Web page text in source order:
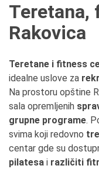
Teretana,
Rakovica
Teretane i fitness
idealne uslove za
Na prostoru opštine
sala opremljenih
grupne programe.
svima koji redovno
centar gde su
pilatesa i različiti